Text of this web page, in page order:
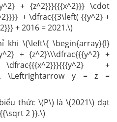
+ {z^2}}}{{{x^2}}} \cdot
+ \dfrac{{3\left( {{y^2} +
+ 2016 = 2021.\)
khi \(\left\{ \begin{array}{l}
+ {z^2}\\\dfrac{{{y^2} +
+
\Leftrightarrow y = z =
thức \(P\) là \(2021\) đạt
2 }}.\)